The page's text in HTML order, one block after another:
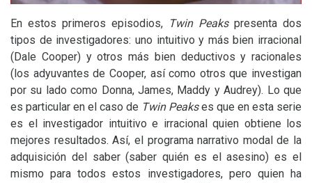
En estos primeros episodios, Twin Peakspresenta dos
tipos de investigadores: uno intuitivo y más bien irracional
(Dale Cooper) y otros más bien deductivos y racionales
(los adyuvantes de Cooper, así como otros que investigan
por su lado como Donna, James, Maddy y Audrey). Lo que
es particular en el caso de Twin Peakses que en esta serie
es el investigador intuitivo e irracional quien obtiene los
mejores resultados. Así, el programa narrativo modal de la
adquisición del saber (saber quién es el asesino) es el
mismo para todos estos investigadores, pero quien ha